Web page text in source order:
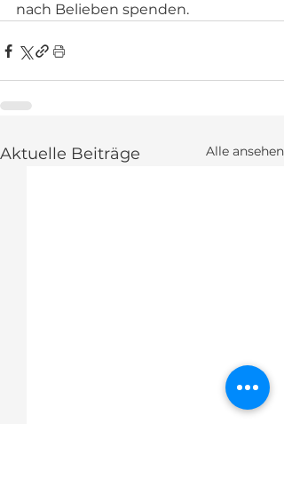
nach Belieben spenden.
Aktuelle Beiträge Alle ansehen